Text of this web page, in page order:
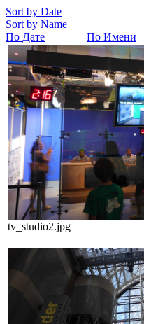
Sort by Date
Sort by Name
По Дате
По Имени
tv_studio2.jpg